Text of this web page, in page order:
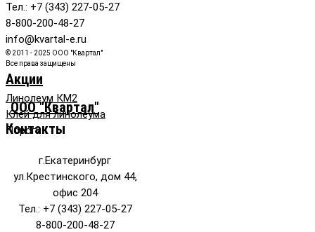
Тел.: +7 (343) 227-05-27
8-800-200-48-27
info@kvartal-e.ru
© 2011 - 2025 ООО "Квартал"
Все права защищены
Акции
Линолеум КМ2
Клей для линолеума
Пороги
ООО "Квартал"
Контакты
г.Екатеринбург
ул.Крестинского, дом 44,
офис 204
Тел.: +7 (343) 227-05-27
8-800-200-48-27